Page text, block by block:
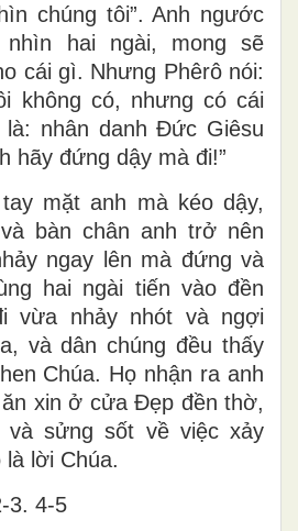
chúng tôi”. Anh ngước
hai ngài, mong sẽ
cái gì. Nhưng Phêrô nói:
không có, nhưng có cái
nhân danh Đức Giêsu
hãy đứng dậy mà đi!”
mặt anh mà kéo dậy,
bàn chân anh trở nên
ngay lên mà đứng và
hai ngài tiến vào đền
vừa nhảy nhót và ngợi
và dân chúng đều thấy
Chúa. Họ nhận ra anh
xin ở cửa Đẹp đền thờ,
sửng sốt về việc xảy
lời Chúa.
3. 4-5